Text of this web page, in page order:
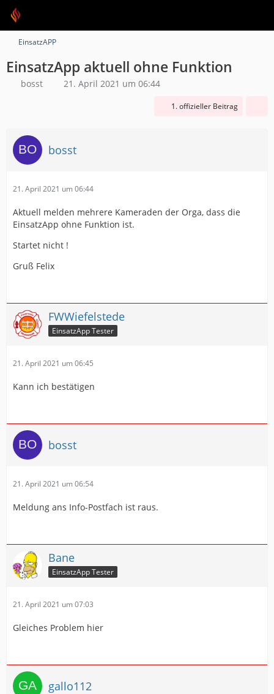
EinsatzAPP
EinsatzApp aktuell ohne Funktion
bosst 21. April 2021 um 06:44
1. offizieller Beitrag
bosst
21. April 2021 um 06:44
Aktuell melden mehrere Kameraden der Orga, dass die
EinsatzApp ohne Funktion ist.
Startet nicht !
Gruß Felix
FWWiefelstede
EinsatzApp Tester
21. April 2021 um 06:45
Kann ich bestätigen
bosst
21. April 2021 um 06:54
Meldung ans Info-Postfach ist raus.
Bane
EinsatzApp Tester
21. April 2021 um 07:03
Gleiches Problem hier
gallo112